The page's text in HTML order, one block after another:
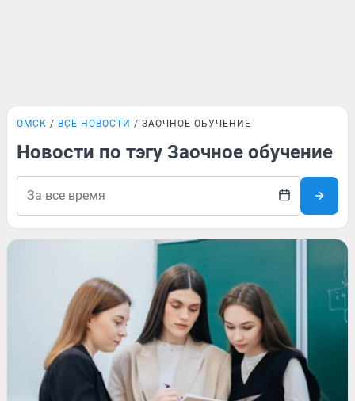
ОМСК ВСЕ НОВОСТИ ЗАОЧНОЕ ОБУЧЕНИЕ
Новости по тэгу Заочное обучение